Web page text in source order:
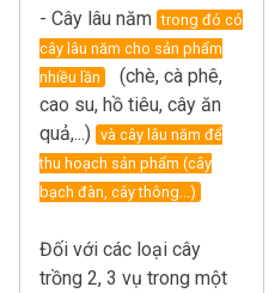
- Cây lâu năm trong đó có
cây lâu năm cho sản phẩm
nhiều lần
(chè, cà phê,
cao su, hồ tiêu, cây ăn
quả,...) và cây lâu năm để
thu hoạch sản phẩm (cây
bạch đàn, cây thông...)
Đối với các loại cây
trồng 2, 3 vụ trong một